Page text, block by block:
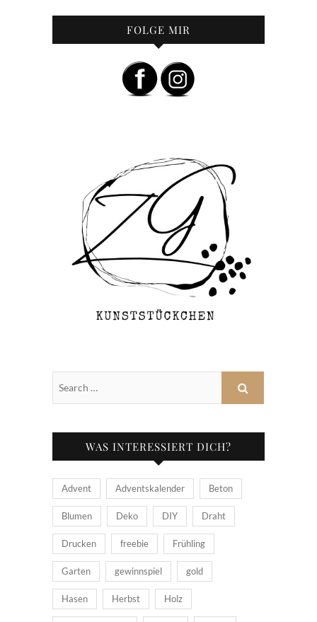
FOLGE MIR
WAS INTERESSIERT DICH?
Advent Adventskalender Beton
Blumen Deko DIY Draht
Drucken freebie Frühling
Garten gewinnspiel gold
Hasen Herbst Holz